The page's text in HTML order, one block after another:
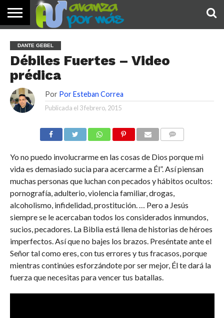
PALABRA
DE HOY
DEVOCIONALES
NOTICIAS
TESTIMONIOS
ORACIONES
SOBRE
NOSOTROS
IMÁGENES
DANTE GEBEL
Débiles Fuertes – Video
prédica
Por Por Esteban Correa
Publicada el 3 febrero, 2015
Yo no puedo involucrarme en las cosas de Dios porque mi
vida es demasiado sucia para acercarme a Él”. Así piensan
muchas personas que luchan con pecados y hábitos ocultos:
pornografía, adulterio, violencia familiar, drogas,
alcoholismo, infidelidad, prostitución. … Pero a Jesús
siempre se le acercaban todos los considerados inmundos,
sucios, pecadores. La Biblia está llena de historias de héroes
imperfectos. Así que no bajes los brazos. Preséntate ante el
Señor tal como eres, con tus errores y tus fracasos, porque
mientras continúes esforzándote por ser mejor, Él te dará la
fuerza que necesitas para vencer tus batallas.